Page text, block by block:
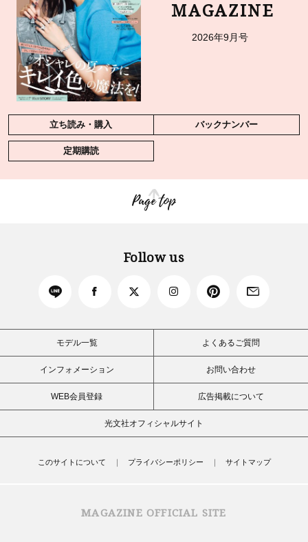
MAGAZINE
2026年9月号
立ち読み・購入 バックナンバー
定期購読
Page top
Follow us
モデル一覧 よくあるご質問
インフォメーション お問い合わせ
WEB会員登録 広告掲載について
光文社オフィシャルサイト
このサイトについて プライバシーポリシー サイトマップ
MAGAZINE OFFICIAL SITE